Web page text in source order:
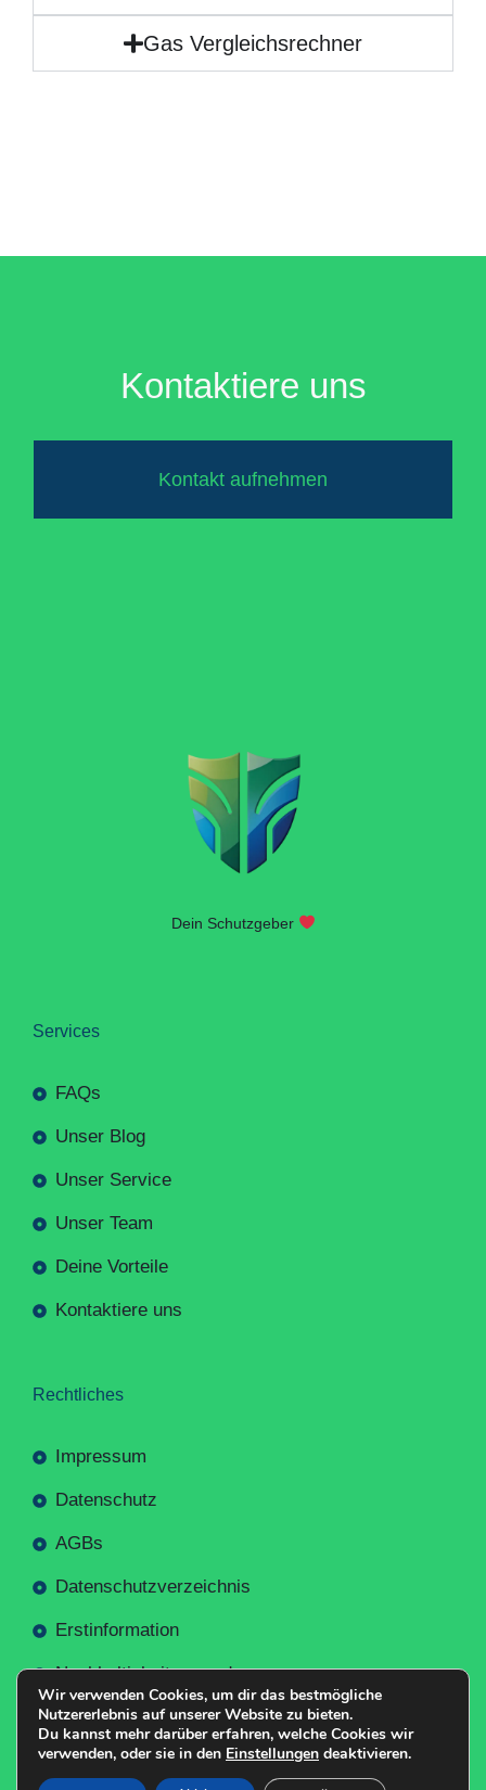
Gas Vergleichsrechner
Kontaktiere uns
Kontakt aufnehmen
Dein Schutzgeber
Services
FAQs
Unser Blog
Unser Service
Unser Team
Deine Vorteile
Kontaktiere uns
Rechtliches
Impressum
Datenschutz
AGBs
Datenschutzverzeichnis
Erstinformation
Nachhaltigkeitsverordnung
Wir verwenden Cookies, um dir das bestmögliche
Nutzererlebnis auf unserer Website zu bieten.
Du kannst mehr darüber erfahren, welche Cookies wir
verwenden, oder sie in den Einstellungen deaktivieren.